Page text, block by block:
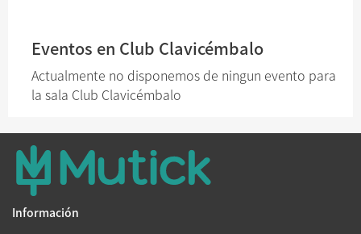
Eventos en Club Clavicémbalo
Actualmente no disponemos de ningun evento para
la sala Club Clavicémbalo
Información